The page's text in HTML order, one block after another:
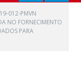
012-PMVN
NO FORNECIMENTO
PARA